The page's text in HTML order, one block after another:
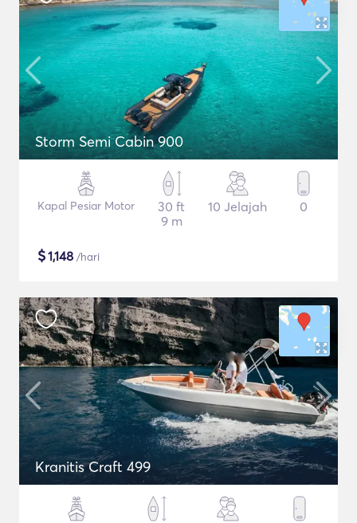
Storm Semi Cabin 900
Kapal Pesiar Motor
30 ft
9 m
10 Jelajah 0
$1,148 /hari
Kranitis Craft 499